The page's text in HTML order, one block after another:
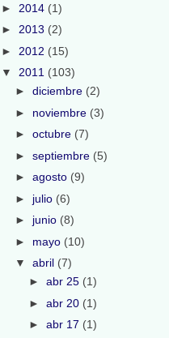
► 2014 (1)
► 2013 (2)
► 2012 (15)
▼ 2011 (103)
► diciembre (2)
► noviembre (3)
► octubre (7)
► septiembre (5)
► agosto (9)
► julio (6)
► junio (8)
► mayo (10)
▼ abril (7)
► abr 25 (1)
► abr 20 (1)
► abr 17 (1)